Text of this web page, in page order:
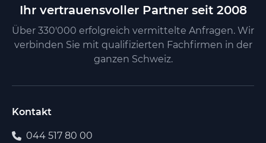
Ihr vertrauensvoller Partner seit 2008
Über 330'000 erfolgreich vermittelte Anfragen. Wir
verbinden Sie mit qualifizierten Fachfirmen in der
ganzen Schweiz.
Kontakt
044 517 80 00